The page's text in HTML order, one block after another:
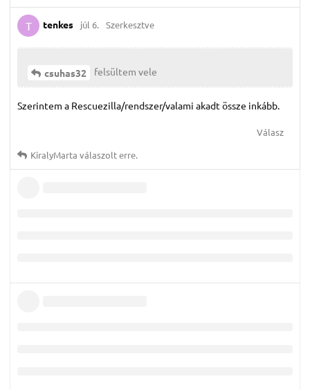
T tenkes júl 6. Szerkesztve
csuhas32 felsültem vele
Szerintem a Rescuezilla/rendszer/valami akadt össze inkább.
Válasz
KiralyMarta válaszolt erre.